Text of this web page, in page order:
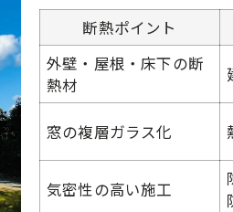
断熱ポイント
外壁・屋根・床下の断
熱材
窓の複層ガラス化
気密性の高い施工